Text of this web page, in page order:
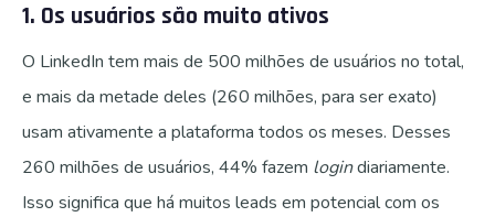
1. Os usuários são muito ativos
O LinkedIn tem mais de 500 milhões de usuários no total,
e mais da metade deles (260 milhões, para ser exato)
usam ativamente a plataforma todos os meses. Desses
260 milhões de usuários, 44% fazem logindiariamente.
Isso significa que há muitos leads em potencial com os